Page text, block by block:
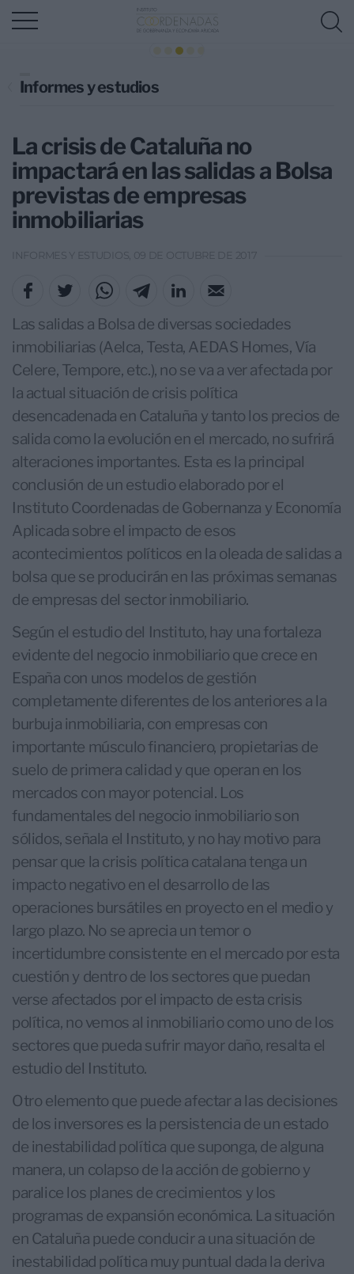
Informes y estudios
La crisis de Cataluña no
impactará en las salidas a Bolsa
previstas de empresas
inmobiliarias
INFORMES Y ESTUDIOS, 09 DE OCTUBRE DE 2017
Las salidas a Bolsa de diversas sociedades
inmobiliarias (Aelca, Testa, AEDAS Homes, Vía
Celere, Tempore, etc.), no se va a ver afectada por
la actual situación de crisis política
desencadenada en Cataluña y tanto los precios de
salida como la evolución en el mercado, no sufrirá
alteraciones importantes. Esta es la principal
conclusión de un estudio elaborado por el
Instituto Coordenadas de Gobernanza y Economía
Aplicada sobre el impacto de esos
acontecimientos políticos en la oleada de salidas a
bolsa que se producirán en las próximas semanas
de empresas del sector inmobiliario.
Según el estudio del Instituto, hay una fortaleza
evidente del negocio inmobiliario que crece en
España con unos modelos de gestión
completamente diferentes de los anteriores a la
burbuja inmobiliaria, con empresas con
importante músculo financiero, propietarias de
suelo de primera calidad y que operan en los
mercados con mayor potencial. Los
fundamentales del negocio inmobiliario son
sólidos, señala el Instituto, y no hay motivo para
pensar que la crisis política catalana tenga un
impacto negativo en el desarrollo de las
operaciones bursátiles en proyecto en el medio y
largo plazo. No se aprecia un temor o
incertidumbre consistente en el mercado por esta
cuestión y dentro de los sectores que puedan
verse afectados por el impacto de esta crisis
política, no vemos al inmobiliario como uno de los
sectores que pueda sufrir mayor daño, resalta el
estudio del Instituto.
Otro elemento que puede afectar a las decisiones
de los inversores es la persistencia de un estado
de inestabilidad política que suponga, de alguna
manera, un colapso de la acción de gobierno y
paralice los planes de crecimientos y los
programas de expansión económica. La situación
en Cataluña puede conducir a una situación de
inestabilidad política muy puntual dada la deriva